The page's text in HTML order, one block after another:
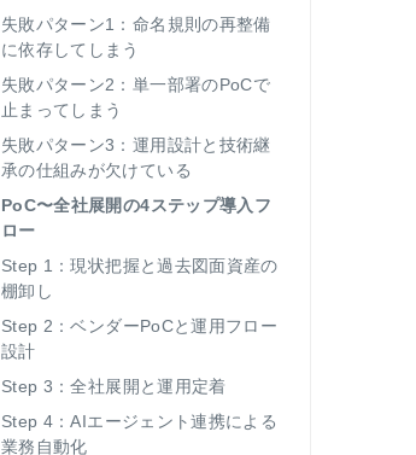
失敗パターン1：命名規則の再整備
に依存してしまう
失敗パターン2：単一部署のPoCで
止まってしまう
失敗パターン3：運用設計と技術継
承の仕組みが欠けている
PoC〜全社展開の4ステップ導入フ
ロー
Step 1：現状把握と過去図面資産の
棚卸し
Step 2：ベンダーPoCと運用フロー
設計
Step 3：全社展開と運用定着
Step 4：AIエージェント連携による
業務自動化